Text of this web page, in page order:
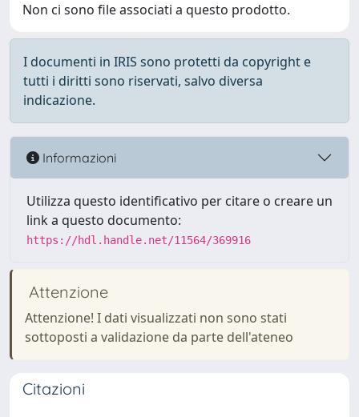
Non ci sono file associati a questo prodotto.
I documenti in IRIS sono protetti da copyright e
tutti i diritti sono riservati, salvo diversa
indicazione.
Informazioni
Utilizza questo identificativo per citare o creare un
link a questo documento:
https://hdl.handle.net/11564/369916
Attenzione
Attenzione! I dati visualizzati non sono stati
sottoposti a validazione da parte dell'ateneo
Citazioni